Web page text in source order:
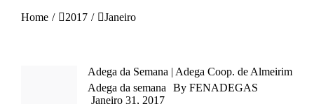
You are here:
Home 2017 Janeiro
Adega da Semana | Adega Coop. de Almeirim
Adega da semana
By FENADEGAS
Janeiro 31, 2017